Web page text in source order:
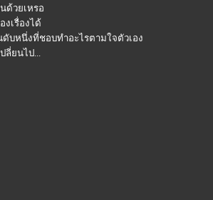
ด้วยเหรอ
งเรื่องได้
บหนึ่งที่ชอบทำอะไรตามใจตัวเอง
ลี่ยนไป...